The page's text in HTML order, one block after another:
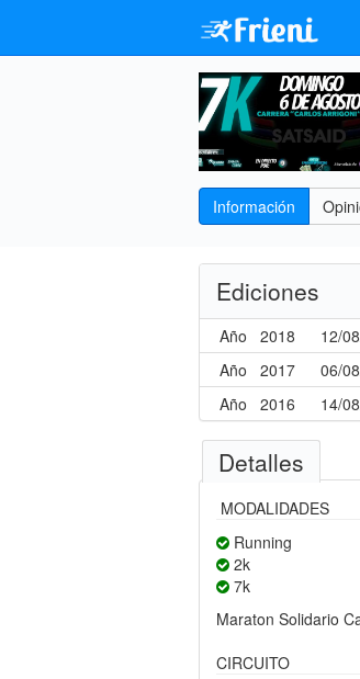
Información
Ediciones
Año 2018 12/
Año
2017 06/
Año
2016 14/
Detalles
MODALIDADES
Running
2k
7k
Maraton Solidario
CIRCUITO